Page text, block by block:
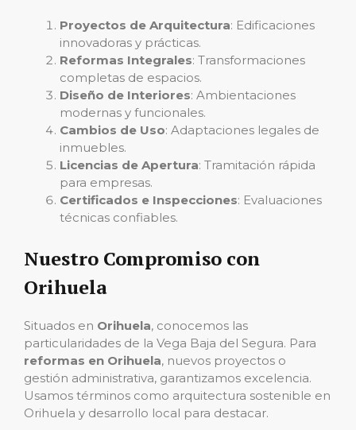
Proyectos de Arquitectura: Edificaciones
innovadoras y prácticas.
Reformas Integrales: Transformaciones
completas de espacios.
Diseño de Interiores: Ambientaciones
modernas y funcionales.
Cambios de Uso: Adaptaciones legales de
inmuebles.
Licencias de Apertura: Tramitación rápida
para empresas.
Certificados e Inspecciones: Evaluaciones
técnicas confiables.
Nuestro Compromiso con
Orihuela
Situados en Orihuela, conocemos las
particularidades de la Vega Baja del Segura. Para
reformas en Orihuela, nuevos proyectos o
gestión administrativa, garantizamos excelencia.
Usamos términos como arquitectura sostenible en
Orihuela y desarrollo local para destacar.